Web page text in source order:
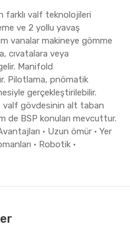
farklı valf teknolojileri
ve 2 yollu yavaş
vanalar makineye gömme
cıvatalara veya
Manifold
Pilotlama, pnömatik
gerçekleştirilebilir.
valf gövdesinin alt taban
de BSP konuları mevcuttur.
• Uzun ömür • Yer
• Robotik •